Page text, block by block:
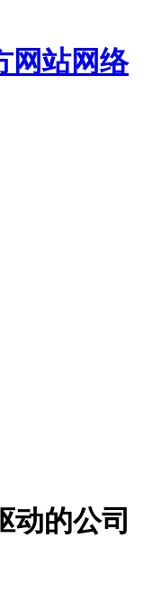
动的公司